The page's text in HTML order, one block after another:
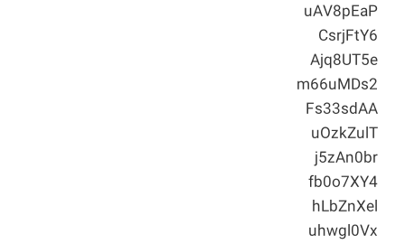
uAV8pEaP
CsrjFtY6
Ajq8UT5e
m66uMDs2
Fs33sdAA
uOzkZulT
j5zAn0br
fb0o7XY4
hLbZnXel
uhwgl0Vx